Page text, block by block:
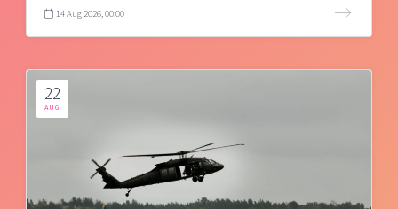
14 Aug 2026, 00:00
22
AUG